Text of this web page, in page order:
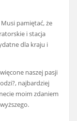
Musi pamiętać, że
i stacja
dla kraju i
naszej pasji
najbardziej
moim zdaniem